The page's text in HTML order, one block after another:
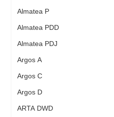
Almatea P
Almatea PDD
Almatea PDJ
Argos A
Argos C
Argos D
ARTA DWD